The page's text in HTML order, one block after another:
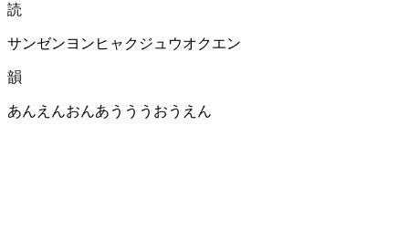
読
サンゼンヨンヒャクジュウオクエン
韻
あんえんおんあうううおうえん